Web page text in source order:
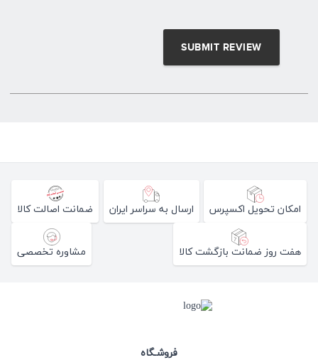
امکان تحویل اکسپرس ارسال به سراسر ایران ضمانت اصالت کالا
هفت روز ضمانت بازگشت کالا مشاوره تخصصی
فروشـگاه